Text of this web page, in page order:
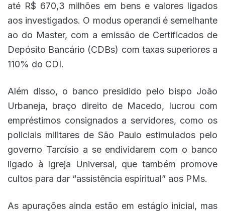
até R$ 670,3 milhões em bens e valores ligados
aos investigados. O modus operandi é semelhante
ao do Master, com a emissão de Certificados de
Depósito Bancário (CDBs) com taxas superiores a
110% do CDI.
Além disso, o banco presidido pelo bispo João
Urbaneja, braço direito de Macedo, lucrou com
empréstimos consignados a servidores, como os
policiais militares de São Paulo estimulados pelo
governo Tarcísio a se endividarem com o banco
ligado à Igreja Universal, que também promove
cultos para dar “assistência espiritual” aos PMs.
As apurações ainda estão em estágio inicial, mas